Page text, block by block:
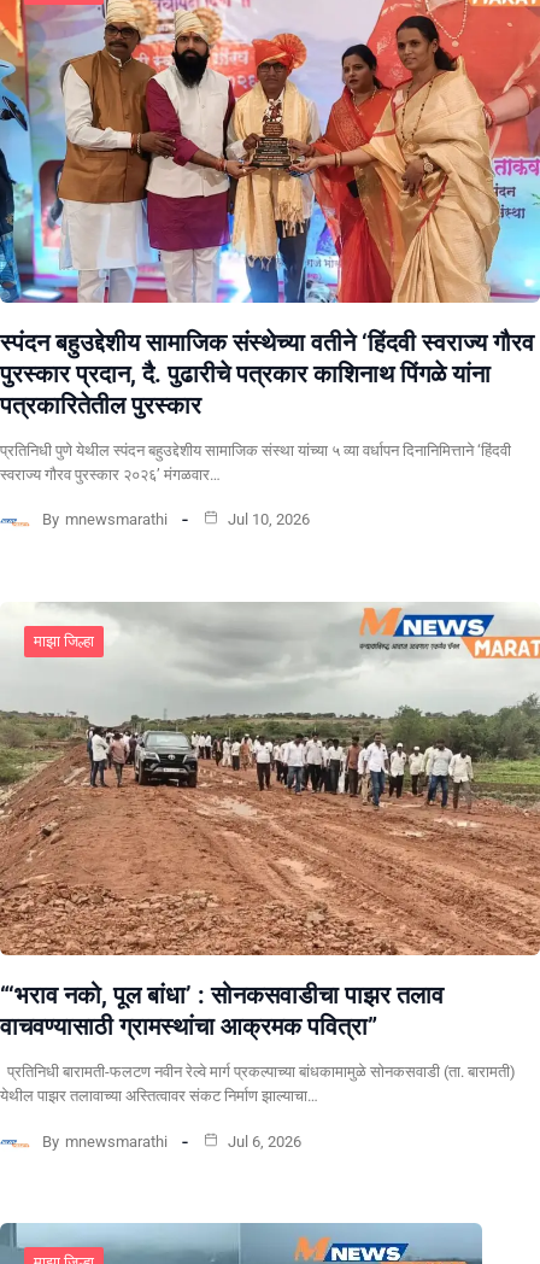
स्पंदन बहुउद्देशीय सामाजिक संस्थेच्या वतीने ‘हिंदवी स्वराज्य गौरव
पुरस्कार प्रदान, दै. पुढारीचे पत्रकार काशिनाथ पिंगळे यांना
पत्रकारितेतील पुरस्कार
प्रतिनिधी पुणे येथील स्पंदन बहुउद्देशीय सामाजिक संस्था यांच्या ५ व्या वर्धापन दिनानिमित्ताने ‘हिंदवी
स्वराज्य गौरव पुरस्कार २०२६’ मंगळवार…
By mnewsmarathi Jul 10, 2026
माझा जिल्हा
“‘भराव नको, पूल बांधा’ : सोनकसवाडीचा पाझर तलाव
वाचवण्यासाठी ग्रामस्थांचा आक्रमक पवित्रा”
प्रतिनिधी बारामती-फलटण नवीन रेल्वे मार्ग प्रकल्पाच्या बांधकामामुळे सोनकसवाडी (ता. बारामती)
येथील पाझर तलावाच्या अस्तित्वावर संकट निर्माण झाल्याचा…
By mnewsmarathi Jul 6, 2026